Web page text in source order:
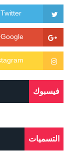
فيسبوك
التسميات